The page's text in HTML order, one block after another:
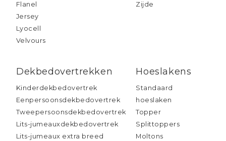
Flanel
Jersey
Lyocell
Velvours
Zijde
Dekbedovertrekken
Kinderdekbedovertrek
Eenpersoonsdekbedovertrek
Tweepersoonsdekbedovertrek
Lits-jumeauxdekbedovertrek
Lits-jumeaux extra breed
Hoeslakens
Standaard
hoeslaken
Topper
Splittoppers
Moltons